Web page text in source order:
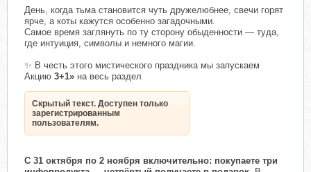
День, когда тьма становится чуть дружелюбнее, свечи горят
ярче, а коты кажутся особенно загадочными.
Самое время заглянуть по ту сторону обыденности — туда,
где интуиция, символы и немного магии.
✨ В честь этого мистического праздника мы запускаем
Акцию 3+1» на весь раздел
Скрытый текст. Доступен только
зарегистрированным
пользователям.
С 31 октября по 2 ноября включительно: покупаете три